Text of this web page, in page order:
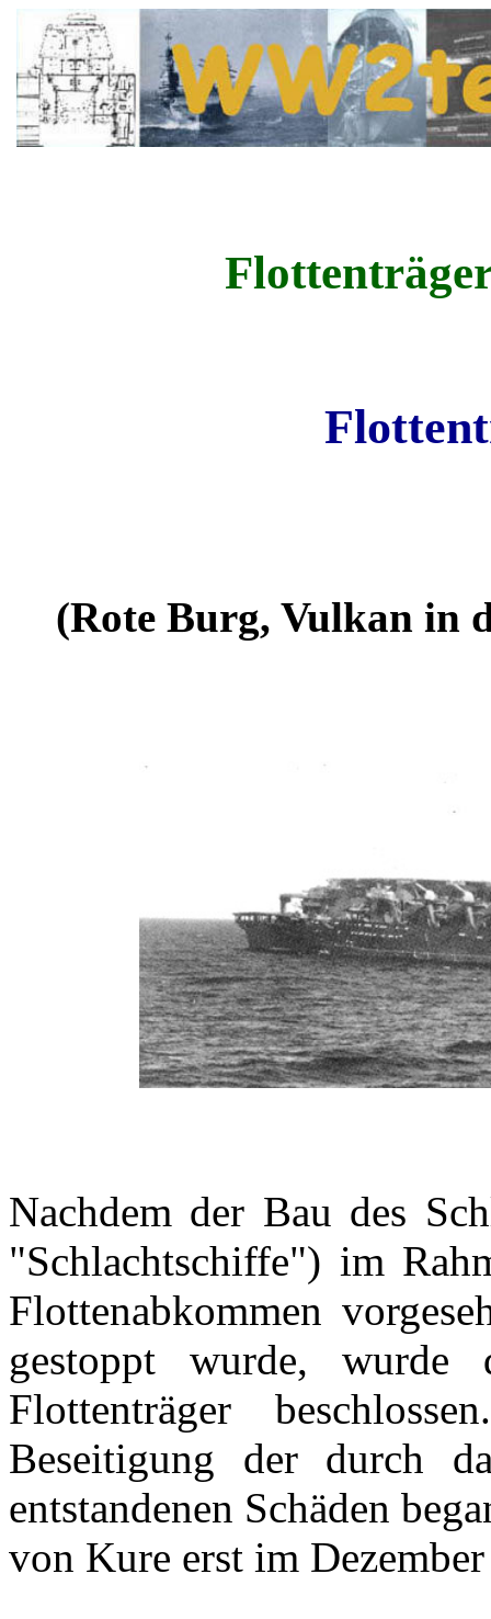
(Rote Burg, Vulkan in
Nachdem der Bau des
"Schlachtschiffe") im
Flottenabkommen
gestoppt wurde,
Flottenträger
Beseitigung der durch
entstandenen Schäden
von Kure erst im